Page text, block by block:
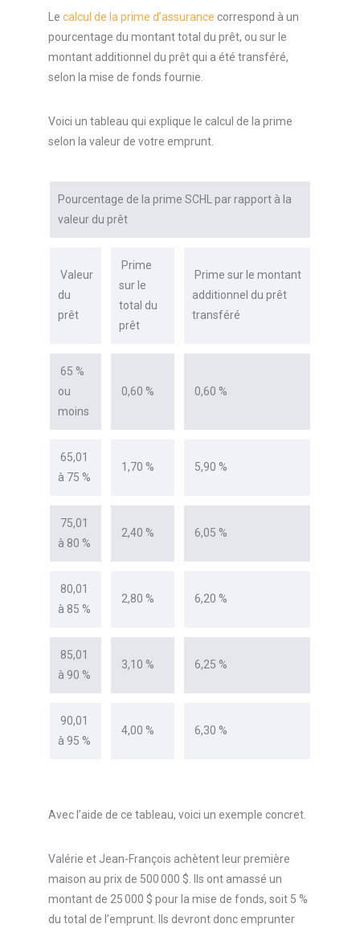
Le calcul de la prime d’assurance correspond à un
pourcentage du montant total du prêt, ou sur le
montant additionnel du prêt qui a été transféré,
selon la mise de fonds fournie.
Voici un tableau qui explique le calcul de la prime
selon la valeur de votre emprunt.
Pourcentage de la prime SCHL par rapport à la
valeur du prêt
Valeur
du
prêt
Prime
sur le
total du
prêt
Prime sur le montant
additionnel du prêt
transféré
65 %
ou
moins
0,60 % 0,60 %
65,01
à 75 %
1,70 % 5,90 %
75,01
à 80 %
2,40 % 6,05 %
80,01
à 85 %
2,80 % 6,20 %
85,01
à 90 %
3,10 % 6,25 %
90,01
à 95 %
4,00 % 6,30 %
Avec l’aide de ce tableau, voici un exemple concret.
Valérie et Jean-François achètent leur première
maison au prix de 500 000 $. Ils ont amassé un
montant de 25 000 $ pour la mise de fonds, soit 5 %
du total de l’emprunt. Ils devront donc emprunter